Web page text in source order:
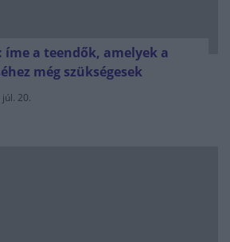
íme a teendők, amelyek a
még szükségesek
20.